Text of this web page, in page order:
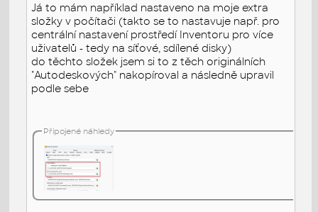
Já to mám například nastaveno na moje extra
složky v počítači (takto se to nastavuje např. pro
centrální nastavení prostředí Inventoru pro více
uživatelů - tedy na síťové, sdílené disky)
do těchto složek jsem si to z těch originálních
"Autodeskových" nakopíroval a následně upravil
podle sebe
Připojené náhledy